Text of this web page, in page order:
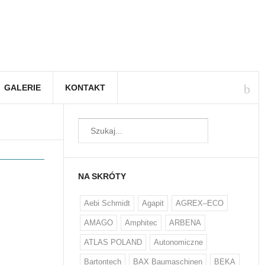
GALERIE KONTAKT
NA SKRÓTY
Aebi Schmidt Agapit AGREX–ECO
AMAGO Amphitec ARBENA
ATLAS POLAND Autonomiczne
Bartontech BAX Baumaschinen BEKA